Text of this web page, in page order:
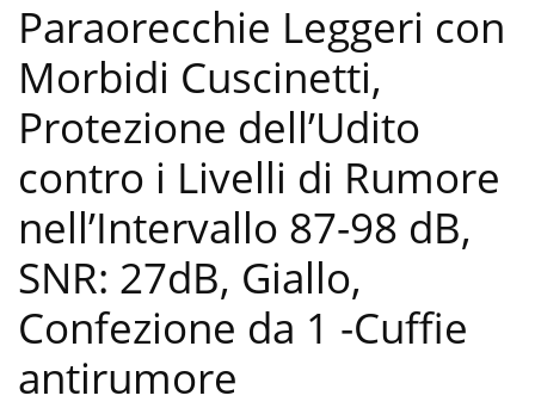
Paraorecchie Leggeri con
Morbidi Cuscinetti,
Protezione dell’Udito
contro i Livelli di Rumore
nell’Intervallo 87-98 dB,
SNR: 27dB, Giallo,
Confezione da 1 -Cuffie
antirumore